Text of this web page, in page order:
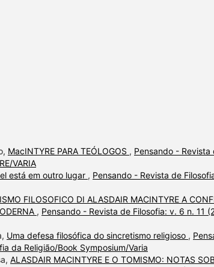
MacINTYRE PARA TEÓLOGOS , Pensando - Revista
VARIA
está em outro lugar , Pensando - Revista de
FILOSOFICO DI ALASDAIR MACINTYRE A
, Pensando - Revista de Filosofia: v. 6 n. 11
Uma defesa filosófica do sincretismo religioso ,
da Religião/Book Symposium/Varia
ALASDAIR MACINTYRE E O TOMISMO: NOTAS